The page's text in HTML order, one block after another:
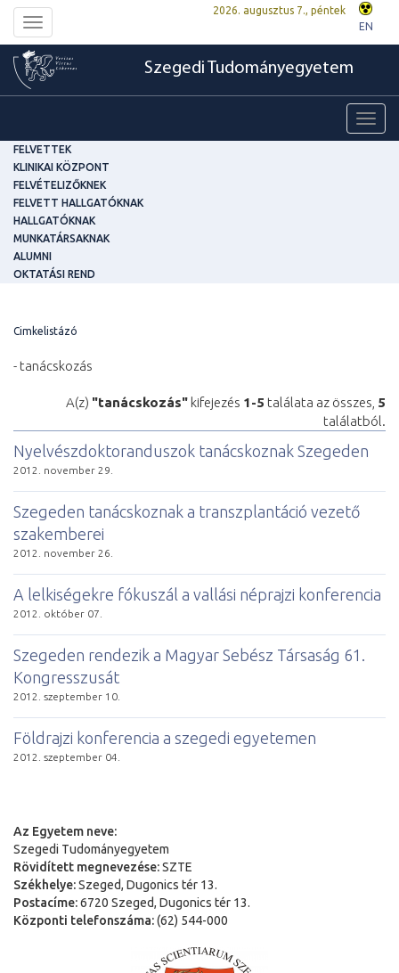
Toggle
navigation
2026. augusztus 7., péntek
EN
Szegedi Tudományegyetem
FELVETTEK
KLINIKAI KÖZPONT
FELVÉTELIZŐKNEK
FELVETT HALLGATÓKNAK
HALLGATÓKNAK
MUNKATÁRSAKNAK
ALUMNI
OKTATÁSI REND
Cimkelistázó
- tanácskozás
A(z) "tanácskozás" kifejezés 1-5 találata az összes, 5
találatból.
Nyelvészdoktoranduszok tanácskoznak Szegeden
2012. november 29.
Szegeden tanácskoznak a transzplantáció vezető
szakemberei
2012. november 26.
A lelkiségekre fókuszál a vallási néprajzi konferencia
2012. október 07.
Szegeden rendezik a Magyar Sebész Társaság 61.
Kongresszusát
2012. szeptember 10.
Földrajzi konferencia a szegedi egyetemen
2012. szeptember 04.
Az Egyetem neve:
Szegedi Tudományegyetem
Rövidített megnevezése:SZTE
Székhelye:Szeged, Dugonics tér 13.
Postacíme:6720 Szeged, Dugonics tér 13.
Központi telefonszáma:(62) 544-000